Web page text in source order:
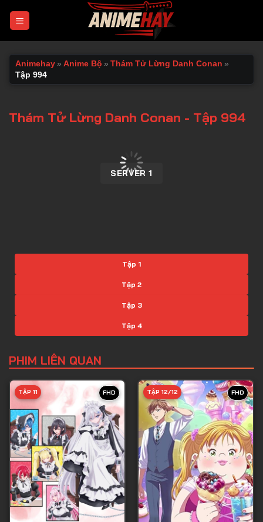
Animehay » Anime Bộ » Thám Tử Lừng Danh Conan »
Tập 994
Thám Tử Lừng Danh Conan - Tập 994
SERVER 1
Tập 1
Tập 2
Tập 3
Tập 4
Tập 6
Tập 7
Tập 8
Tập 9
Tập 10
Tập 11
Tập 12
Tập 13
PHIM LIÊN QUAN
FHD
TẬP 11 FHD
TẬP 12/12